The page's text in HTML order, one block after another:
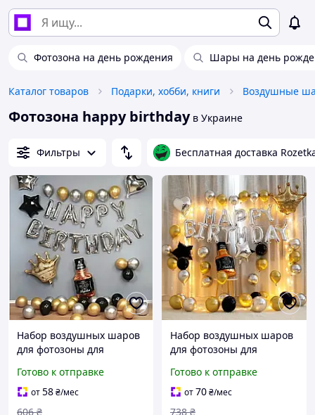
Фотозона на день рождения Шары на день
Каталог товаров Подарки, хобби, книги
Фотозона happy birthdayв Украине
Фильтры Бесплатная доставка
Набор воздушных шаров
для фотозоны для
Золото и серебро
Готово к отправке
от58₴/мес
606 ₴
Набор воздушных шаров
для фотозоны для
с короной Золото и
серебро
Готово к отправке
от70₴/мес
738 ₴